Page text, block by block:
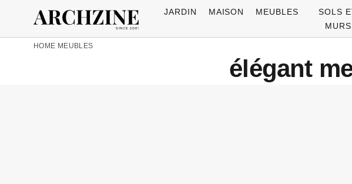
JARDIN MAISON MEUBLES
SOLS
MURS
HOME MEUBLES
élégant